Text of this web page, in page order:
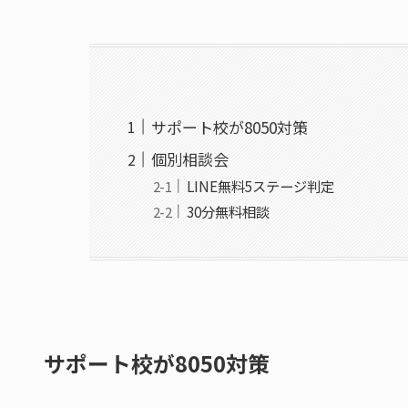
サポート校が8050対策
個別相談会
LINE無料5ステージ判定
30分無料相談
サポート校が8050対策